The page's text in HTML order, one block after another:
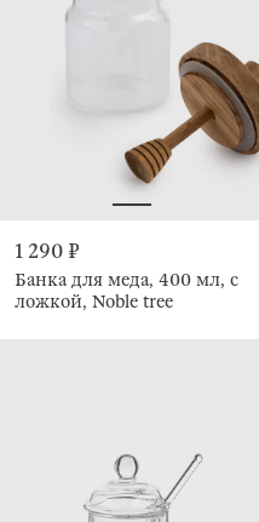
1 290 ₽
Банка для меда, 400 мл, с
ложкой, Noble tree